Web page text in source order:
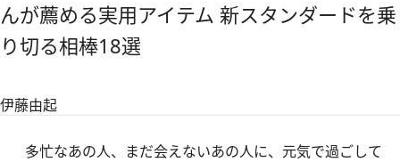
んが薦める実用アイテム 新スタンダードを乗
り切る相棒18選
伊藤由起
多忙なあの人、まだ会えないあの人に、元気で過ごして